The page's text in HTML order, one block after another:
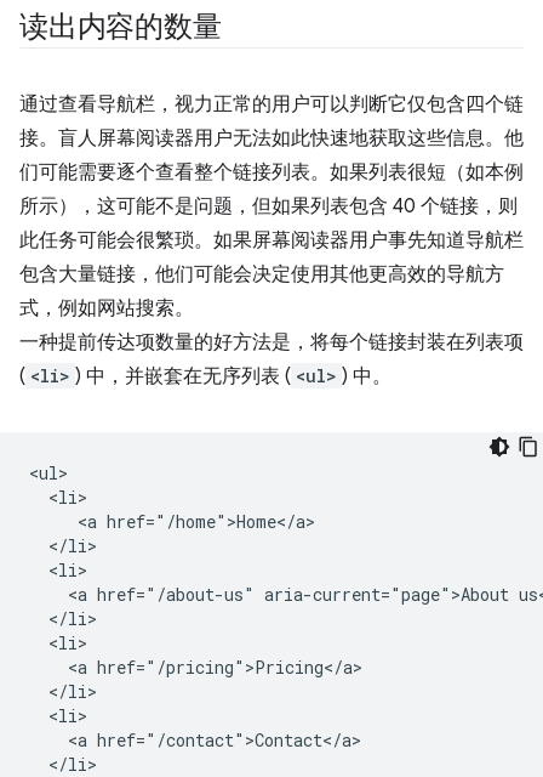
读出内容的数量
通过查看导航栏，视力正常的用户可以判断它仅包含四个链
接。盲人屏幕阅读器用户无法如此快速地获取这些信息。他
们可能需要逐个查看整个链接列表。如果列表很短（如本例
所示），这可能不是问题，但如果列表包含 40 个链接，则
此任务可能会很繁琐。如果屏幕阅读器用户事先知道导航栏
包含大量链接，他们可能会决定使用其他更高效的导航方
式，例如网站搜索。
一种提前传达项数量的好方法是，将每个链接封装在列表项
( <li> ) 中，并嵌套在无序列表 ( <ul> ) 中。
<ul>
  <li>
     <a href="/home">Home</a>
  </li>
  <li>
<a href="/about-us" aria-current="page">About
  </li>
  <li>
    <a href="/pricing">Pricing</a>
  </li>
  <li>
    <a href="/contact">Contact</a>
  </li>